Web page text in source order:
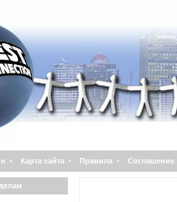
• Карта сайта • Правила • Соглашение